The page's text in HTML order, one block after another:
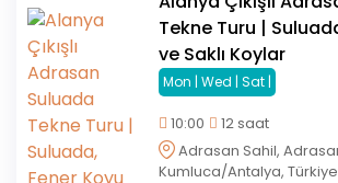
Tekne Turu |
ve Saklı Koylar
Mon | Wed | Sat |
10:00
12 saat
Adrasan Sahil,
Kumluca/Antalya, Türkiye